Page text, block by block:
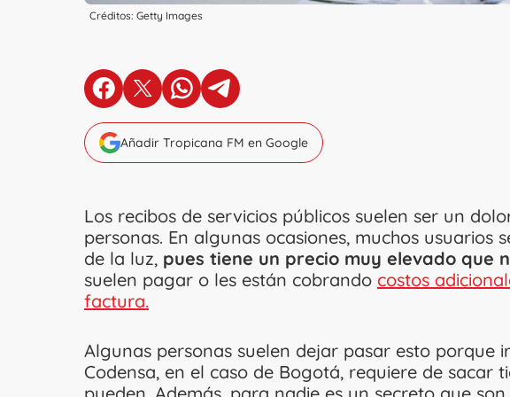
Créditos: Getty Images
en Facebook
en X en Whatsapp
en Telegram
Añadir Tropicana FM en Google
Los recibos de servicios públicos suelen ser un
personas. En algunas ocasiones, muchos
de la luz, pues tiene un precio muy elevado que
suelen pagar o les están cobrando costos
factura.
Algunas personas suelen dejar pasar esto porque
Codensa, en el caso de Bogotá, requiere de sacar